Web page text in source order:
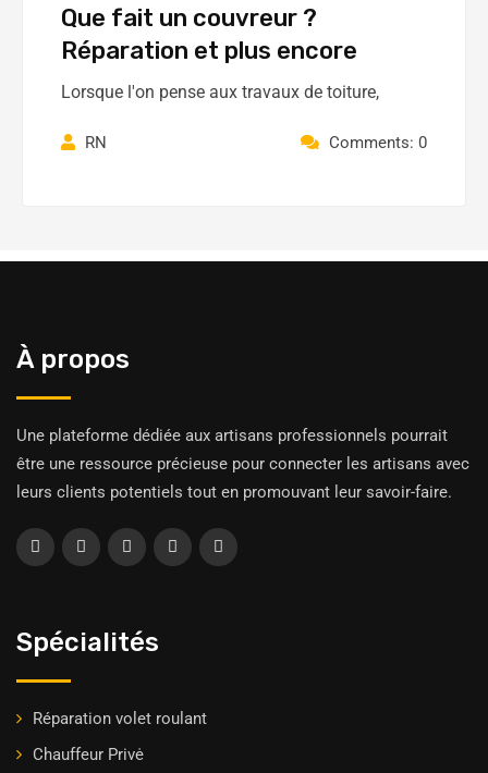
Que fait un couvreur ?
Réparation et plus encore
Lorsque l'on pense aux travaux de toiture,
RN Comments: 0
À propos
Une plateforme dédiée aux artisans professionnels pourrait
être une ressource précieuse pour connecter les artisans avec
leurs clients potentiels tout en promouvant leur savoir-faire.
Spécialités
Réparation volet roulant
Chauffeur Privė